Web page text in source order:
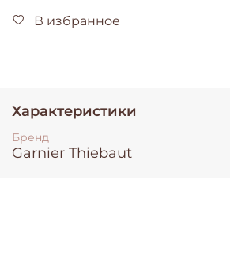
В избранное
Характеристики
Бренд
Garnier Thiebaut